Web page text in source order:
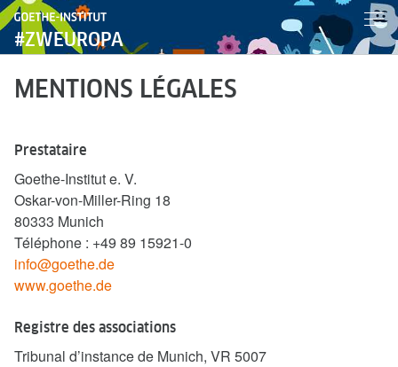
#ZWEUROPA
MENTIONS LÉGALES
Prestataire
Goethe-Institut e. V.
Oskar-von-Miller-Ring 18
80333 Munich
Téléphone : +49 89 15921-0
info@goethe.de
www.goethe.de
Registre des associations
Tribunal d’instance de Munich, VR 5007